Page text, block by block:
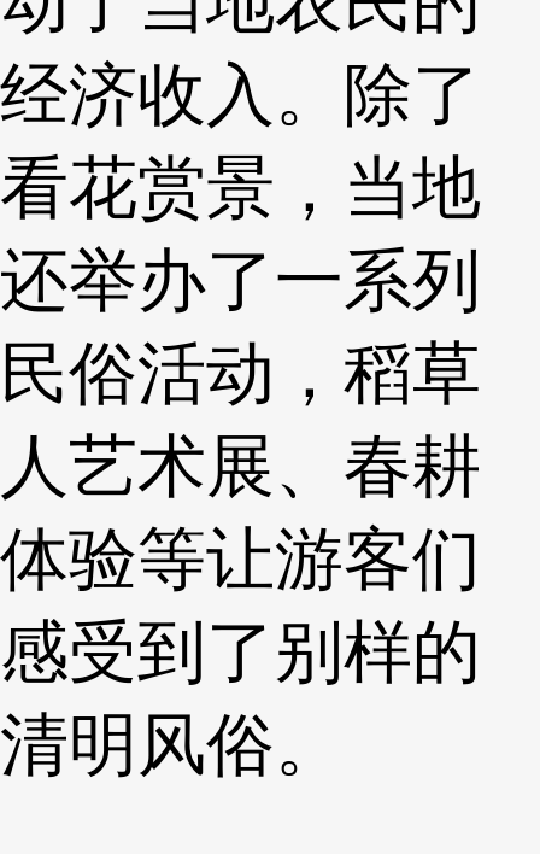
经济收入。除了
看花赏景，当地
还举办了一系列
民俗活动，稻草
人艺术展、春耕
体验等让游客们
感受到了别样的
清明风俗。